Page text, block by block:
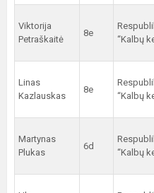
Viktorija
Petraškaitė
8e
“Kalbų
Linas
Kazlauskas
8e
“Kalbų
Martynas
Plukas
6d
“Kalbų